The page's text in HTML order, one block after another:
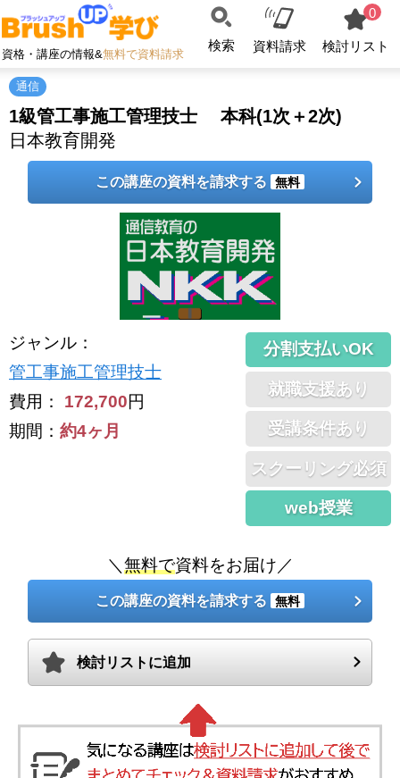
資格・講座の情報&無料で資料請求
検索 資料請求
0
検討リスト
通信
1級管工事施工管理技士 本科(1次＋2次)
日本教育開発
この講座の資料を請求する 無料
ジャンル ：
管工事施工管理技士
費用： 172,700円
期間： 約4ヶ月
分割支払いOK
就職支援あり
受講条件あり
スクーリング必須
web授業
＼ 無料で資料をお届け／
この講座の資料を請求する 無料
検討リストに追加